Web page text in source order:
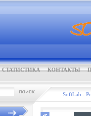
СТАТИСТИКА КОНТАКТЫ
SoftLab -